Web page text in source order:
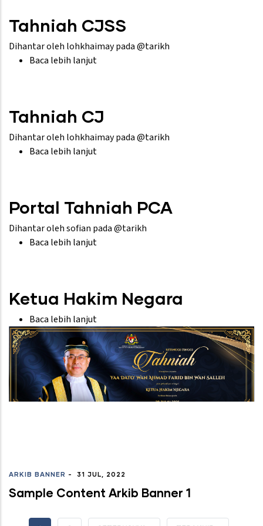
Tahniah CJSS
Dihantar oleh lohkhaimaypada @tarikh
Baca lebih lanjut
Tahniah CJ
Dihantar oleh lohkhaimaypada @tarikh
Baca lebih lanjut
Portal Tahniah PCA
Dihantar olehsofian pada @tarikh
Baca lebih lanjut
Ketua Hakim Negara
Baca lebih lanjut
Ketua
Hakim
Negara
ARKIB BANNER - 31 JUL, 2022
Sample Content Arkib Banner 1